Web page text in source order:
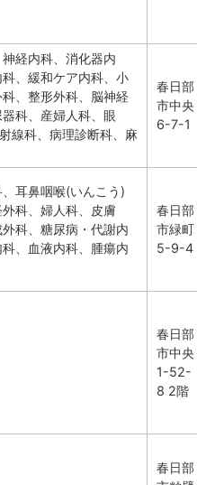
経内科、消化器内
、緩和ケア内科、小
、整形外科、脳神経
科、産婦人科、眼
線科、病理診断科、麻
春日部
市中央
6-7-1
耳鼻咽喉(いんこう)
科、婦人科、皮膚
科、糖尿病・代謝内
、血液内科、腫瘍内
春日部
市緑町
5-9-4
春日部
市中央
1-52-
8 2階
春日部